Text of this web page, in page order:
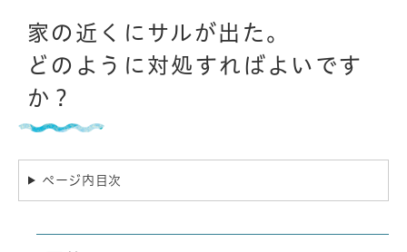
家の近くにサルが出た。
どのように対処すればよいです
か？
ページ内目次